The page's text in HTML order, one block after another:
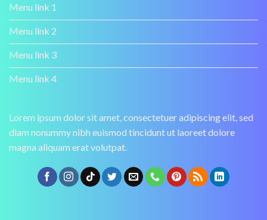
Menu link 1
Menu link 2
Menu link 3
Menu link 4
Lorem ipsum dolor sit amet, consectetuer adipiscing elit, sed
diam nonummy nibh euismod tincidunt ut laoreet dolore
magna aliquam erat volutpat.